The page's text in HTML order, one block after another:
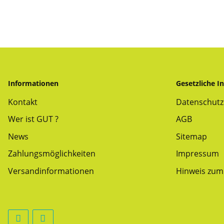
Informationen
Kontakt
Wer ist GUT ?
News
Zahlungsmöglichkeiten
Versandinformationen
Gesetzliche
Datenschutz
AGB
Sitemap
Impressum
Hinweis